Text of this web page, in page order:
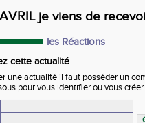
je viens de
les Réactions
cette actualité
une actualité il faut posséder un
pour vous identifier ou vous